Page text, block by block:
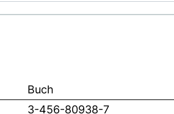
Buch
3-456-80938-7